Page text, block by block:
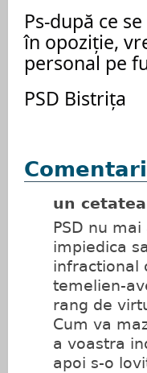
Ps-după ce
în opoziție,
personal pe
PSD Bistrița
un
PSD nu
impiedica
infractional
temelien-
rang de
Cum va
a voastra
apoi s-o